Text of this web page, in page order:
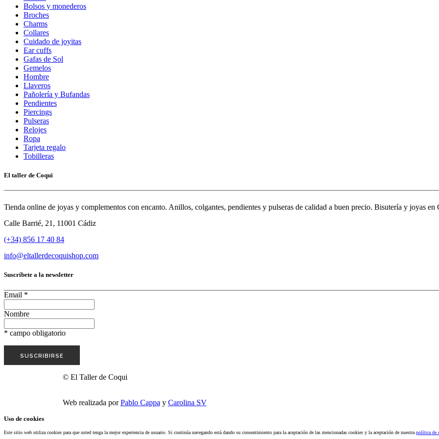
Bolsos y monederos
Broches
Charms
Collares
Cuidado de joyitas
Ear cuffs
Gafas de Sol
Gemelos
Hombre
Llaveros
Pañolería y Bufandas
Pendientes
Piercings
Pulseras
Relojes
Ropa
Tarjeta regalo
Tobilleras
El taller de Coqui
Tienda online de joyas y complementos con encanto. Anillos, colgantes, pendientes y pulseras de calidad a buen precio. Bisutería y joyas en
Calle Barrié, 21, 11001 Cádiz
(+34) 856 17 40 84
info@eltallerdecoquishop.com
Suscríbete a la newsletter
Email *
Nombre
* campo obligatorio
© El Taller de Coqui
Web realizada porPablo Cappa y Carolina SV
Uso de cookies
Este sitio web utiliza cookies para que usted tenga la mejor experiencia de usuario. Si continúa navegando está dando su consentimiento para la aceptación de las mencionadas cookies y la aceptación de nuestra política de